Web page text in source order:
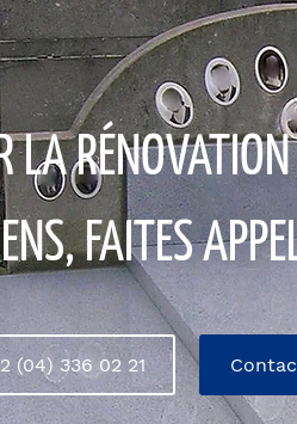
LA
FAITES
(04) 336 02 21